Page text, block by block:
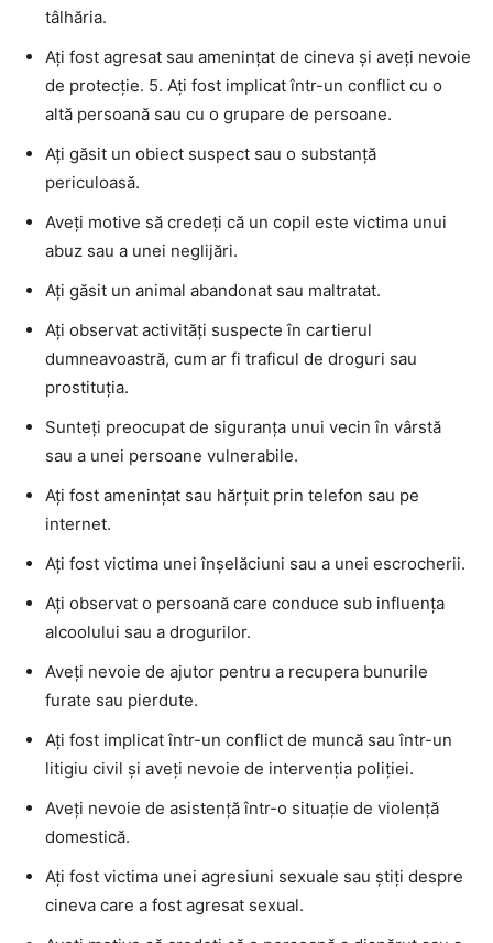
tâlhăria.
Ați fost agresat sau amenințat de cineva și aveți nevoie
de protecție. 5. Ați fost implicat într-un conflict cu o
altă persoană sau cu o grupare de persoane.
Ați găsit un obiect suspect sau o substanță
periculoasă.
Aveți motive să credeți că un copil este victima unui
abuz sau a unei neglijări.
Ați găsit un animal abandonat sau maltratat.
Ați observat activități suspecte în cartierul
dumneavoastră, cum ar fi traficul de droguri sau
prostituția.
Sunteți preocupat de siguranța unui vecin în vârstă
sau a unei persoane vulnerabile.
Ați fost amenințat sau hărțuit prin telefon sau pe
internet.
Ați fost victima unei înșelăciuni sau a unei escrocherii.
Ați observat o persoană care conduce sub influența
alcoolului sau a drogurilor.
Aveți nevoie de ajutor pentru a recupera bunurile
furate sau pierdute.
Ați fost implicat într-un conflict de muncă sau într-un
litigiu civil și aveți nevoie de intervenția poliției.
Aveți nevoie de asistență într-o situație de violență
domestică.
Ați fost victima unei agresiuni sexuale sau știți despre
cineva care a fost agresat sexual.